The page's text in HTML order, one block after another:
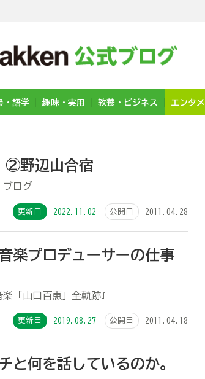
・語学 趣味・実用 教養・ビジネス エンタメ
②野辺山合宿
ブログ
更新日 2022.11.02 公開日 2011.04.28
楽プロデューサーの仕事
「山口百恵」全軌跡』
更新日 2019.08.27 公開日 2011.04.18
何を話しているのか。